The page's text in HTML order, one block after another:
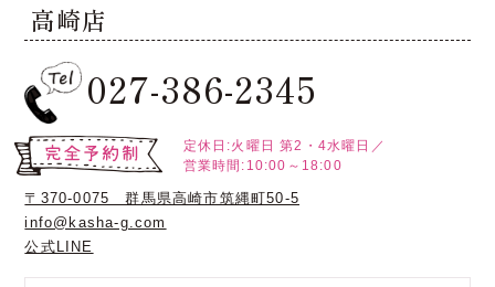
高崎店
027-386-2345
定休日:火曜日 第2・4水曜日／
営業時間:10:00～18:00
〒370-0075 群馬県高崎市筑縄町50-5
info@kasha-g.com
公式LINE